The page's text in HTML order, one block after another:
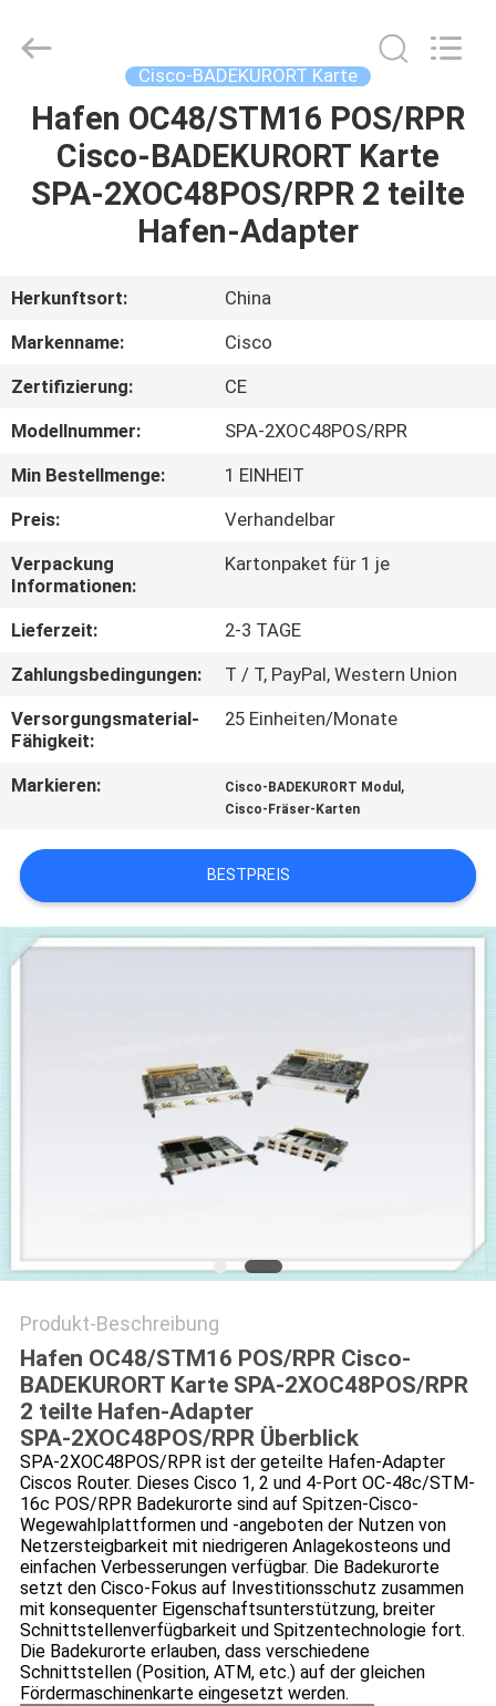
ZU
HAUSE
PRODUKTE
VIDEOS
UNS
WERKSBESICHTIGUNG
QUALITÄTSKONTROLLE
KONTAKT
UNS
NEUIGKEITEN
SITEMAP
DATENSCHUTZRICHTLINIE
Ltd..
Cisco-BADEKURORT Karte
Hafen OC48/STM16 POS/RPR
Cisco-BADEKURORT Karte
SPA-2XOC48POS/RPR 2 teilte
Hafen-Adapter
Herkunftsort:
China
Markenname:
Cisco
Zertifizierung:
CE
Modellnummer:
SPA-2XOC48POS/RPR
Min Bestellmenge:
1 EINHEIT
Preis:
Verhandelbar
Verpackung
Informationen:
Kartonpaket für 1 je
Lieferzeit:
2-3 TAGE
Zahlungsbedingungen:
T / T, PayPal, Western Union
Versorgungsmaterial-
Fähigkeit:
25 Einheiten/Monate
Markieren: Cisco-BADEKURORT Modul ,
Cisco-Fräser-Karten
BESTPREIS
Produkt-Beschreibung
Hafen OC48/STM16 POS/RPR Cisco-
BADEKURORT Karte SPA-2XOC48POS/RPR
2 teilte Hafen-Adapter
SPA-2XOC48POS/RPR Überblick
SPA-2XOC48POS/RPR ist der geteilte Hafen-Adapter
Ciscos Router. Dieses Cisco 1, 2 und 4-Port OC-48c/STM-
16c POS/RPR Badekurorte sind auf Spitzen-Cisco-
Wegewahlplattformen und -angeboten der Nutzen von
Netzersteigbarkeit mit niedrigeren Anlagekosteons und
einfachen Verbesserungen verfügbar. Die Badekurorte
setzt den Cisco-Fokus auf Investitionsschutz zusammen
mit konsequenter Eigenschaftsunterstützung, breiter
Schnittstellenverfügbarkeit und Spitzentechnologie fort.
Die Badekurorte erlauben, dass verschiedene
Schnittstellen (Position, ATM, etc.) auf der gleichen
Fördermaschinenkarte eingesetzt werden.